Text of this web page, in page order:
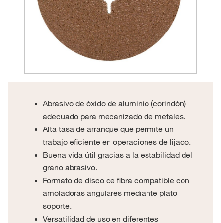
Abrasivo de óxido de aluminio (corindón)
adecuado para mecanizado de metales.
Alta tasa de arranque que permite un
trabajo eficiente en operaciones de lijado.
Buena vida útil gracias a la estabilidad del
grano abrasivo.
Formato de disco de fibra compatible con
amoladoras angulares mediante plato
soporte.
Versatilidad de uso en diferentes